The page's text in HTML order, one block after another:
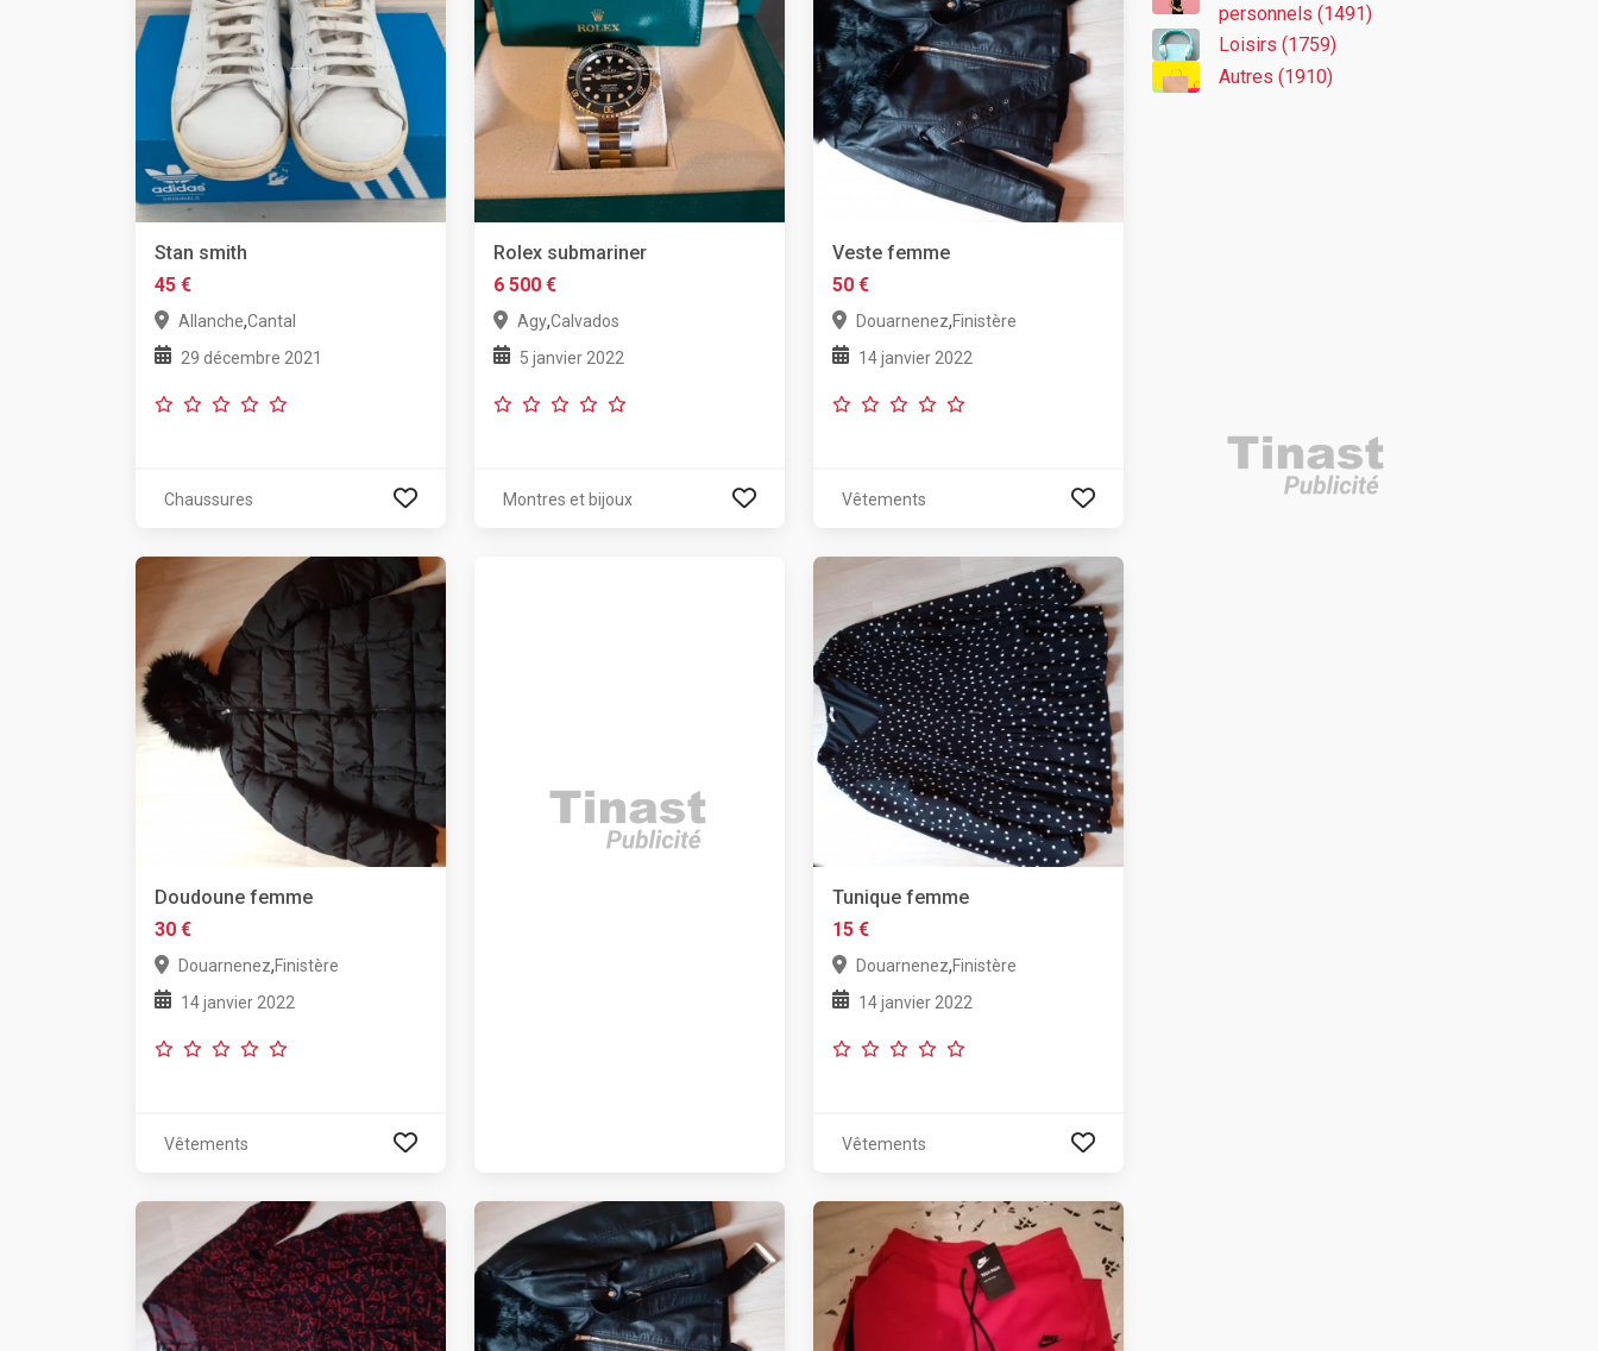
Stan smith
45 €
Allanche,Cantal
29 décembre 2021
Chaussures
Rolex submariner
6 500 €
Agy,Calvados
5 janvier 2022
Montres et bijoux
Veste femme
50 €
Douarnenez,Finistère
14 janvier 2022
Vêtements
Doudoune femme
30 €
Douarnenez,Finistère
14 janvier 2022
Vêtements
Tunique femme
15 €
Douarnenez,Finistère
14 janvier 2022
Vêtements
personnels (1491)
Loisirs (1759)
Autres (1910)